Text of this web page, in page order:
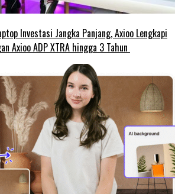
Investasi Jangka Panjang, Axioo Lengkapi
Axioo ADP XTRA hingga 3 Tahun